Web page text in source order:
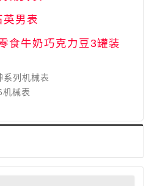
男表
食牛奶巧克力豆3罐装
系列机械表
械表